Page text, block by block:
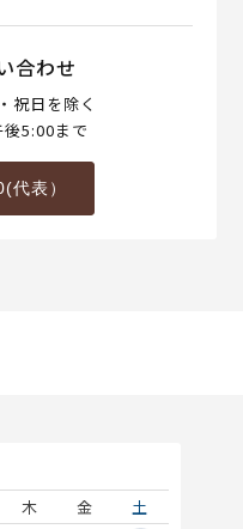
合わせ
祝日を除く
5:00まで
表）
木 金
土